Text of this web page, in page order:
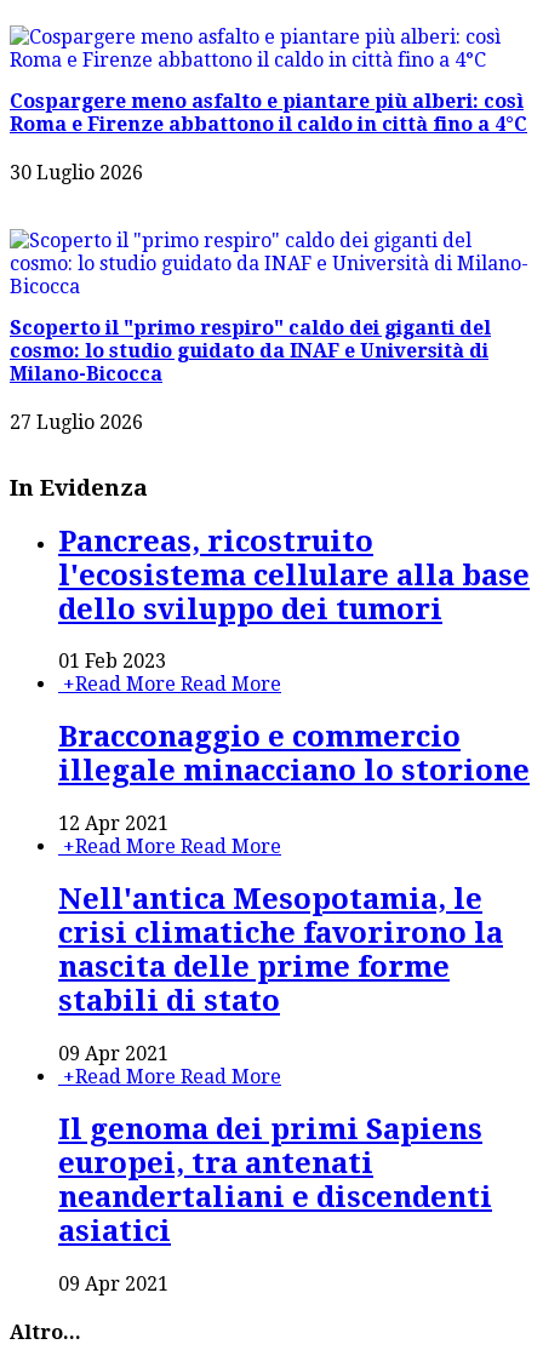
Cospargere meno asfalto e piantare più alberi: così
Roma e Firenze abbattono il caldo in città fino a 4°C
30 Luglio 2026
Scoperto il "primo respiro" caldo dei giganti del
cosmo: lo studio guidato da INAF e Università di
Milano-Bicocca
27 Luglio 2026
In Evidenza
Pancreas, ricostruito
l'ecosistema cellulare alla base
dello sviluppo dei tumori
01 Feb 2023
+Read More Read More
Bracconaggio e commercio
illegale minacciano lo storione
12 Apr 2021
+Read More Read More
Nell'antica Mesopotamia, le
crisi climatiche favorirono la
nascita delle prime forme
stabili di stato
09 Apr 2021
+Read More Read More
Il genoma dei primi Sapiens
europei, tra antenati
neandertaliani e discendenti
asiatici
09 Apr 2021
Altro...